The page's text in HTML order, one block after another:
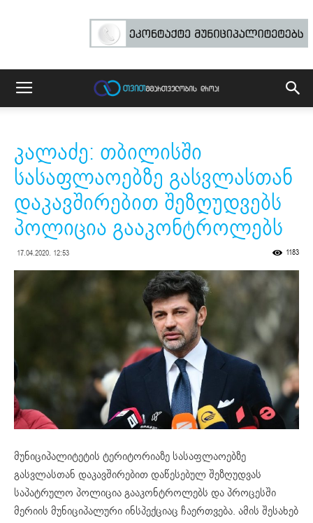
კალაძე: თბილისში
სასაფლაოებზე გასვლასთან
დაკავშირებით შეზღუდვებს
პოლიცია გააკონტროლებს
17.04.2020. 12:53 1183
მუნიციპალიტეტის ტერიტორიაზე სასაფლაოებზე
გასვლასთან დაკავშირებით დაწესებულ შეზღუდვას
საპატრულო პოლიცია გააკონტროლებს და პროცესში
მერიის მუნიციპალური ინსპექციაც ჩაერთვება. ამის შესახებ